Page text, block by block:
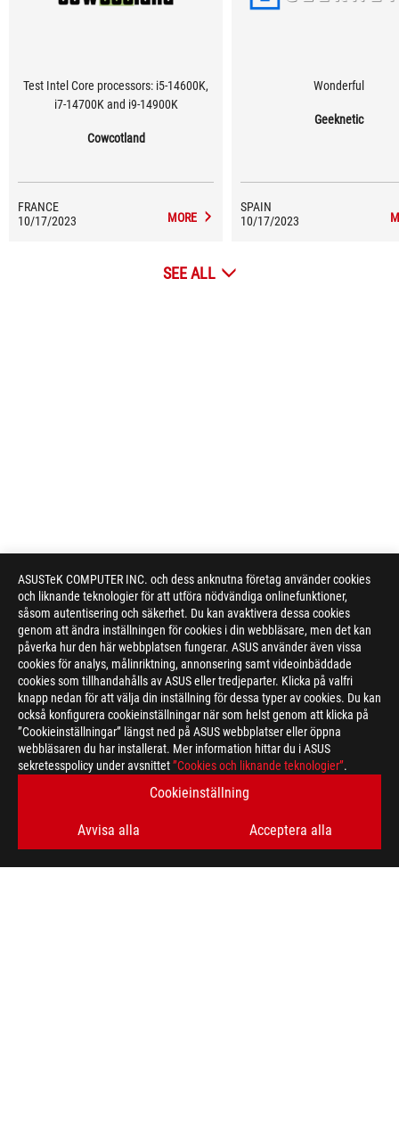
ASUSTeK COMPUTER INC. och dess anknutna företag använder cookies
och liknande teknologier för att utföra nödvändiga onlinefunktioner,
såsom autentisering och säkerhet. Du kan avaktivera dessa cookies
genom att ändra inställningen för cookies i din webbläsare, men det kan
påverka hur den här webbplatsen fungerar. ASUS använder även vissa
cookies för analys, målinriktning, annonsering samt videoinbäddade
cookies som tillhandahålls av ASUS eller tredjeparter. Klicka på valfri
knapp nedan för att välja din inställning för dessa typer av cookies. Du kan
också konfigurera cookieinställningar när som helst genom att klicka på
”Cookieinställningar” längst ned på ASUS webbplatser eller öppna
webbläsaren du har installerat. Mer information hittar du i ASUS
sekretesspolicy under avsnittet”Cookies och liknande teknologier”.
Cookieinställning
Avvisa alla Acceptera alla
Test Intel Core processors: i5-14600K,
i7-14700K and i9-14900K
Cowcotland
FRANCE
10/17/2023
MORE
Wonderful
Geeknetic
SPAIN
10/17/2023
SEE ALL